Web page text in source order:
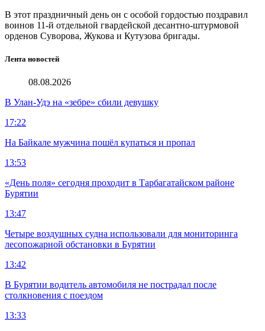
В этот праздничный день он с особой гордостью поздравил
воинов 11-й отдельной гвардейской десантно-штурмовой
орденов Суворова, Жукова и Кутузова бригады.
Лента новостей
08.08.2026
В Улан-Удэ на «зебре» сбили девушку
17:22
На Байкале мужчина пошёл купаться и пропал
13:53
«День поля» сегодня проходит в Тарбагатайском районе
Бурятии
13:47
Четыре воздушных судна использовали для мониторинга
лесопожарной обстановки в Бурятии
13:42
В Бурятии водитель автомобиля не пострадал после
столкновения с поездом
13:33